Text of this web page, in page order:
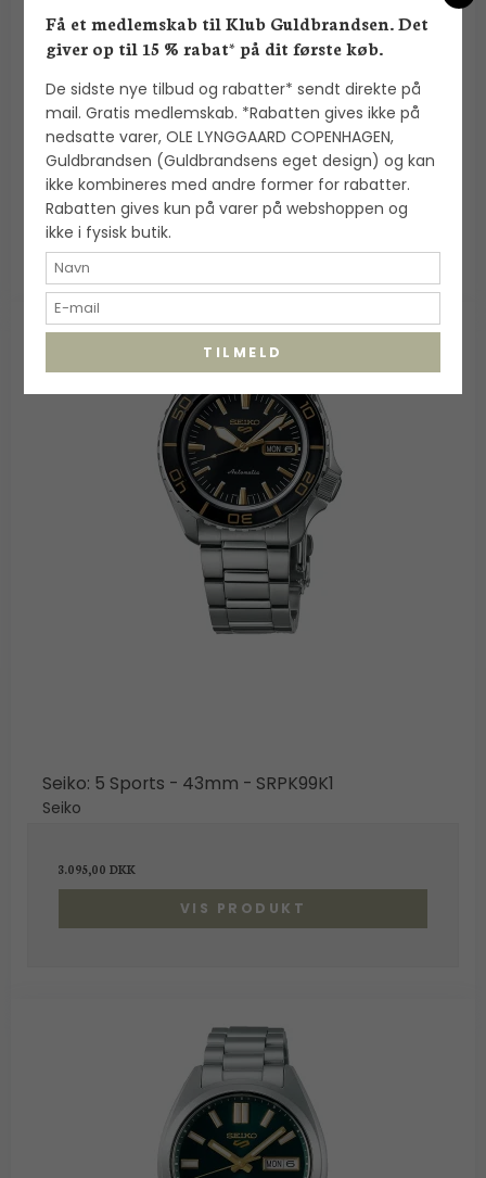
Seiko: 5 Sports - 43mm - SRPK65K1
Seiko
2.695,00 DKK
VIS PRODUKT
Seiko: 5 Sports - 43mm - SRPK99K1
Seiko
3.095,00 DKK
VIS PRODUKT
Få et medlemskab til Klub Guldbrandsen. Det
giver op til 15 % rabat* på dit første køb.
De sidste nye tilbud og rabatter* sendt direkte på
mail. Gratis medlemskab. *Rabatten gives ikke på
nedsatte varer, OLE LYNGGAARD COPENHAGEN,
Guldbrandsen (Guldbrandsens eget design) og kan
ikke kombineres med andre former for rabatter.
Rabatten gives kun på varer på webshoppen og
ikke i fysisk butik.
TILMELD